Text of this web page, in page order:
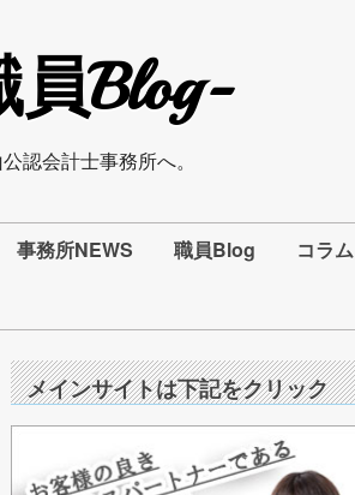
Blog-
認会計士事務所へ。
事務所NEWS 職員Blog
コラム
メインサイトは下記をクリック